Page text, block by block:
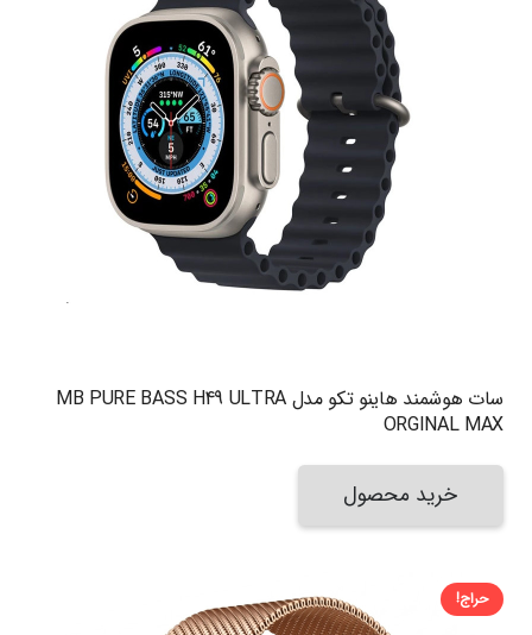
سات هوشمند هاینو تکو مدل MB PURE BASS H49 ULTRA
ORGINAL MAX
خرید محصول
حراج!